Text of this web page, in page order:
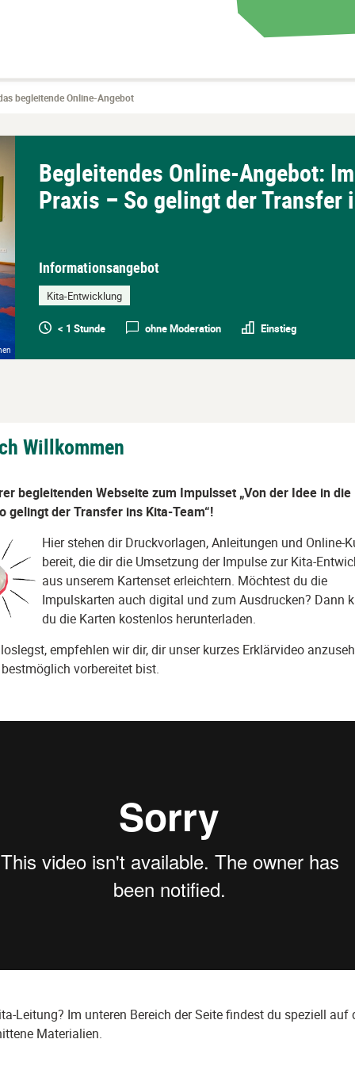
begleitende Online-Angebot
Begleitendes Online-Angebot:
Praxis – So gelingt der Transfer
Informationsangebot
Kita-Entwicklung
< 1 Stunde ohne Moderation Einstieg
Willkommen
begleitenden Webseite zum Impulsset „Von der Idee in die
gelingt der Transfer ins Kita-Team“!
Hier stehen dir Druckvorlagen, Anleitungen und Online-
bereit, die dir die Umsetzung der Impulse zur Kita-
aus unserem Kartenset erleichtern. Möchtest du die
Impulskarten auch digital und zum Ausdrucken? Dann
du die Karten kostenlos herunterladen.
empfehlen wir dir, dir unser kurzes Erklärvideo
vorbereitet bist.
Leitung? Im unteren Bereich der Seite findest du speziell auf
Materialien.